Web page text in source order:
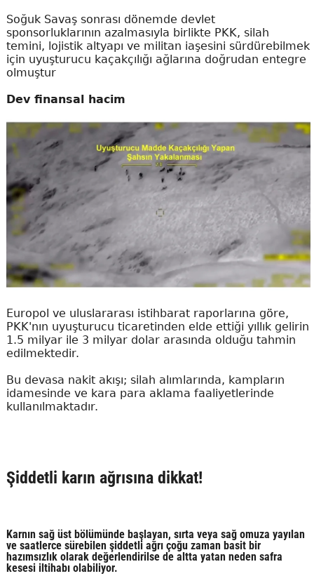
Soğuk Savaş sonrası dönemde devlet
sponsorluklarının azalmasıyla birlikte PKK, silah
temini, lojistik altyapı ve militan iaşesini sürdürebilmek
için uyuşturucu kaçakçılığı ağlarına doğrudan entegre
olmuştur
Dev finansal hacim
Europol ve uluslararası istihbarat raporlarına göre,
PKK'nın uyuşturucu ticaretinden elde ettiği yıllık gelirin
1.5 milyar ile 3 milyar dolar arasında olduğu tahmin
edilmektedir.
Bu devasa nakit akışı; silah alımlarında, kampların
idamesinde ve kara para aklama faaliyetlerinde
kullanılmaktadır.
Şiddetli karın ağrısına dikkat!
Karnın sağ üst bölümünde başlayan, sırta veya sağ omuza yayılan
ve saatlerce sürebilen şiddetli ağrı çoğu zaman basit bir
hazımsızlık olarak değerlendirilse de altta yatan neden safra
kesesi iltihabı olabiliyor.